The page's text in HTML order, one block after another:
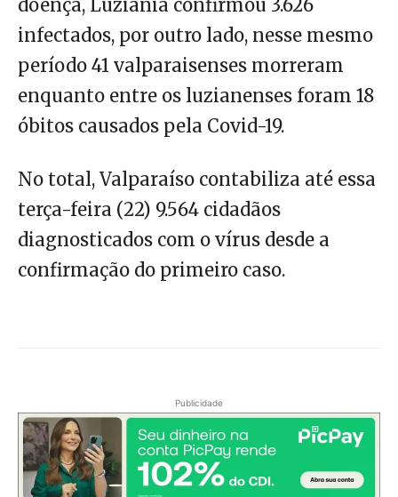
doença, Luziânia confirmou 3.626
infectados, por outro lado, nesse mesmo
período 41 valparaisenses morreram
enquanto entre os luzianenses foram 18
óbitos causados pela Covid-19.
No total, Valparaíso contabiliza até essa
terça-feira (22) 9.564 cidadãos
diagnosticados com o vírus desde a
confirmação do primeiro caso.
Publicidade